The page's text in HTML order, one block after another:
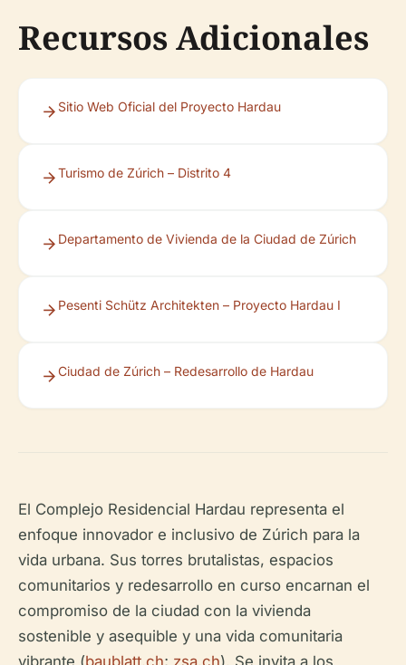
Recursos Adicionales
Sitio Web Oficial del Proyecto Hardau
Turismo de Zúrich – Distrito 4
Departamento de Vivienda de la Ciudad de Zúrich
Pesenti Schütz Architekten – Proyecto Hardau I
Ciudad de Zúrich – Redesarrollo de Hardau
El Complejo Residencial Hardau representa el
enfoque innovador e inclusivo de Zúrich para la
vida urbana. Sus torres brutalistas, espacios
comunitarios y redesarrollo en curso encarnan el
compromiso de la ciudad con la vivienda
sostenible y asequible y una vida comunitaria